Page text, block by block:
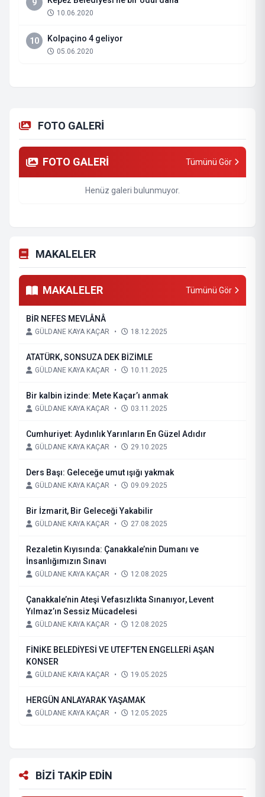
9
10.06.2020
10 Kolpaçino 4 geliyor
05.06.2020
FOTO GALERİ
FOTO GALERİ Tümünü Gör
Henüz galeri bulunmuyor.
MAKALELER
MAKALELER Tümünü Gör
BİR NEFES MEVLÂNÂ
GÜLDANE KAYA KAÇAR • 18.12.2025
ATATÜRK, SONSUZA DEK BİZİMLE
GÜLDANE KAYA KAÇAR • 10.11.2025
Bir kalbin izinde: Mete Kaçar’ı anmak
GÜLDANE KAYA KAÇAR • 03.11.2025
Cumhuriyet: Aydınlık Yarınların En Güzel Adıdır
GÜLDANE KAYA KAÇAR • 29.10.2025
Ders Başı: Geleceğe umut ışığı yakmak
GÜLDANE KAYA KAÇAR • 09.09.2025
Bir İzmarit, Bir Geleceği Yakabilir
GÜLDANE KAYA KAÇAR • 27.08.2025
Rezaletin Kıyısında: Çanakkale’nin Dumanı ve
İnsanlığımızın Sınavı
GÜLDANE KAYA KAÇAR • 12.08.2025
Çanakkale’nin Ateşi Vefasızlıkta Sınanıyor, Levent
Yılmaz’ın Sessiz Mücadelesi
GÜLDANE KAYA KAÇAR • 12.08.2025
FİNİKE BELEDİYESİ VE UTEF'TEN ENGELLERİ AŞAN
KONSER
GÜLDANE KAYA KAÇAR • 19.05.2025
HERGÜN ANLAYARAK YAŞAMAK
GÜLDANE KAYA KAÇAR • 12.05.2025
BİZİ TAKİP EDİN